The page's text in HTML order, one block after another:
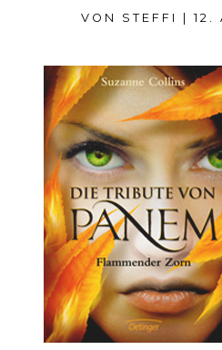
VON STEFFI 12.